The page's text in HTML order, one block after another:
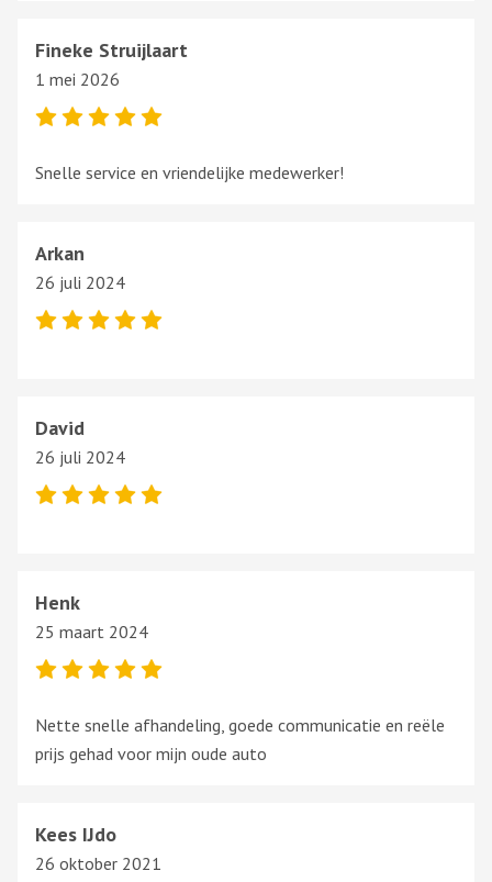
Fineke Struijlaart
1 mei 2026
Snelle service en vriendelijke medewerker!
Arkan
26 juli 2024
David
26 juli 2024
Henk
25 maart 2024
Nette snelle afhandeling, goede communicatie en reële
prijs gehad voor mijn oude auto
Kees IJdo
26 oktober 2021